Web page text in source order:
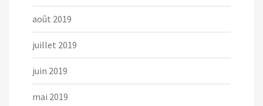
août 2019
juillet 2019
juin 2019
mai 2019